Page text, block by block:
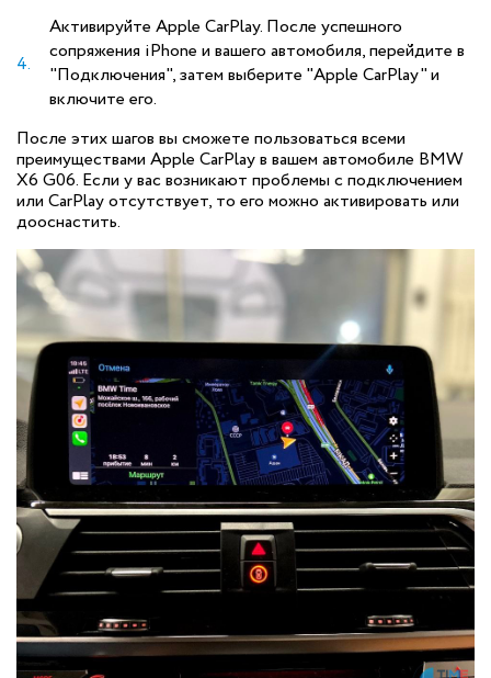
Активируйте Apple CarPlay. После успешного
сопряжения iPhone и вашего автомобиля, перейдите в
"Подключения", затем выберите "Apple CarPlay" и
включите его.
После этих шагов вы сможете пользоваться всеми
преимуществами Apple CarPlay в вашем автомобиле BMW
X6 G06. Если у вас возникают проблемы с подключением
или CarPlay отсутствует, то его можно активировать или
дооснастить.